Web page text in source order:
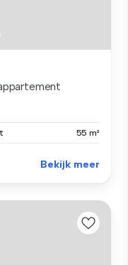
55 m²
Bekijk meer